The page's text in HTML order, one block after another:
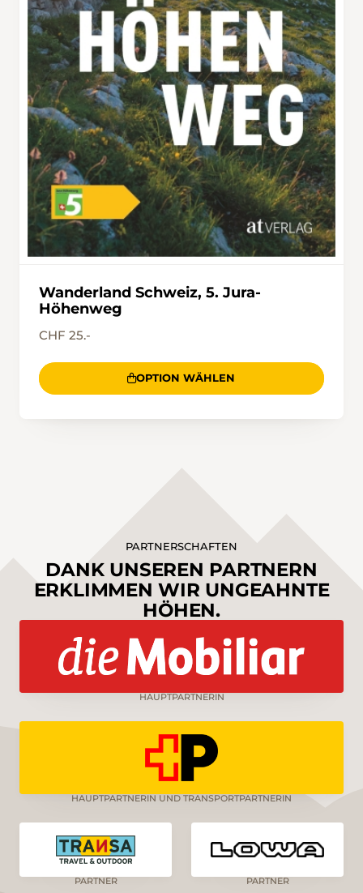
Wanderland Schweiz, 5. Jura-
Höhenweg
CHF 25.-
OPTION WÄHLEN
PARTNERSCHAFTEN
DANK UNSEREN PARTNERN
ERKLIMMEN WIR UNGEAHNTE
HÖHEN.
HAUPTPARTNERIN
HAUPTPARTNERIN UND TRANSPORTPARTNERIN
PARTNER PARTNER